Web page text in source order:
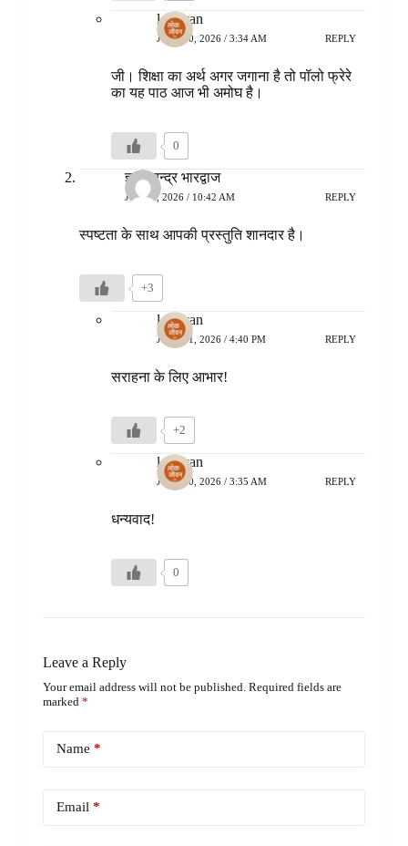
lokjivan
JULY 20, 2026 / 3:34 AM REPLY
जी। शिक्षा का अर्थ अगर जगाना है तो पॉलो फ्रेरे
का यह पाठ आज भी अमोघ है।
0
ज्ञान चन्द्र भारद्वाज
JULY 9, 2026 / 10:42 AM REPLY
स्पष्टता के साथ आपकी प्रस्तुति शानदार है।
+3
lokjivan
JULY 11, 2026 / 4:40 PM REPLY
सराहना के लिए आभार!
+2
lokjivan
JULY 20, 2026 / 3:35 AM REPLY
धन्यवाद!
0
Leave a Reply
Your email address will not be published. Required fields are
marked *
Name *
Email*